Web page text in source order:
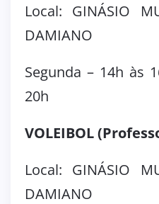
Local: GINÁSIO
DAMIANO
Segunda – 14h às
20h
VOLEIBOL
Local: GINÁSIO
DAMIANO